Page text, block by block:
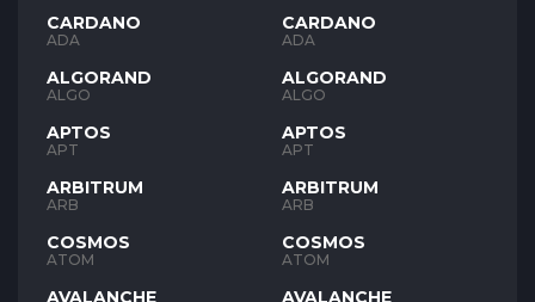
CARDANO
ADA
ALGORAND
ALGO
APTOS
APT
ARBITRUM
ARB
COSMOS
ATOM
AVALANCHE
CARDANO
ADA
ALGORAND
ALGO
APTOS
APT
ARBITRUM
ARB
COSMOS
ATOM
AVALANCHE